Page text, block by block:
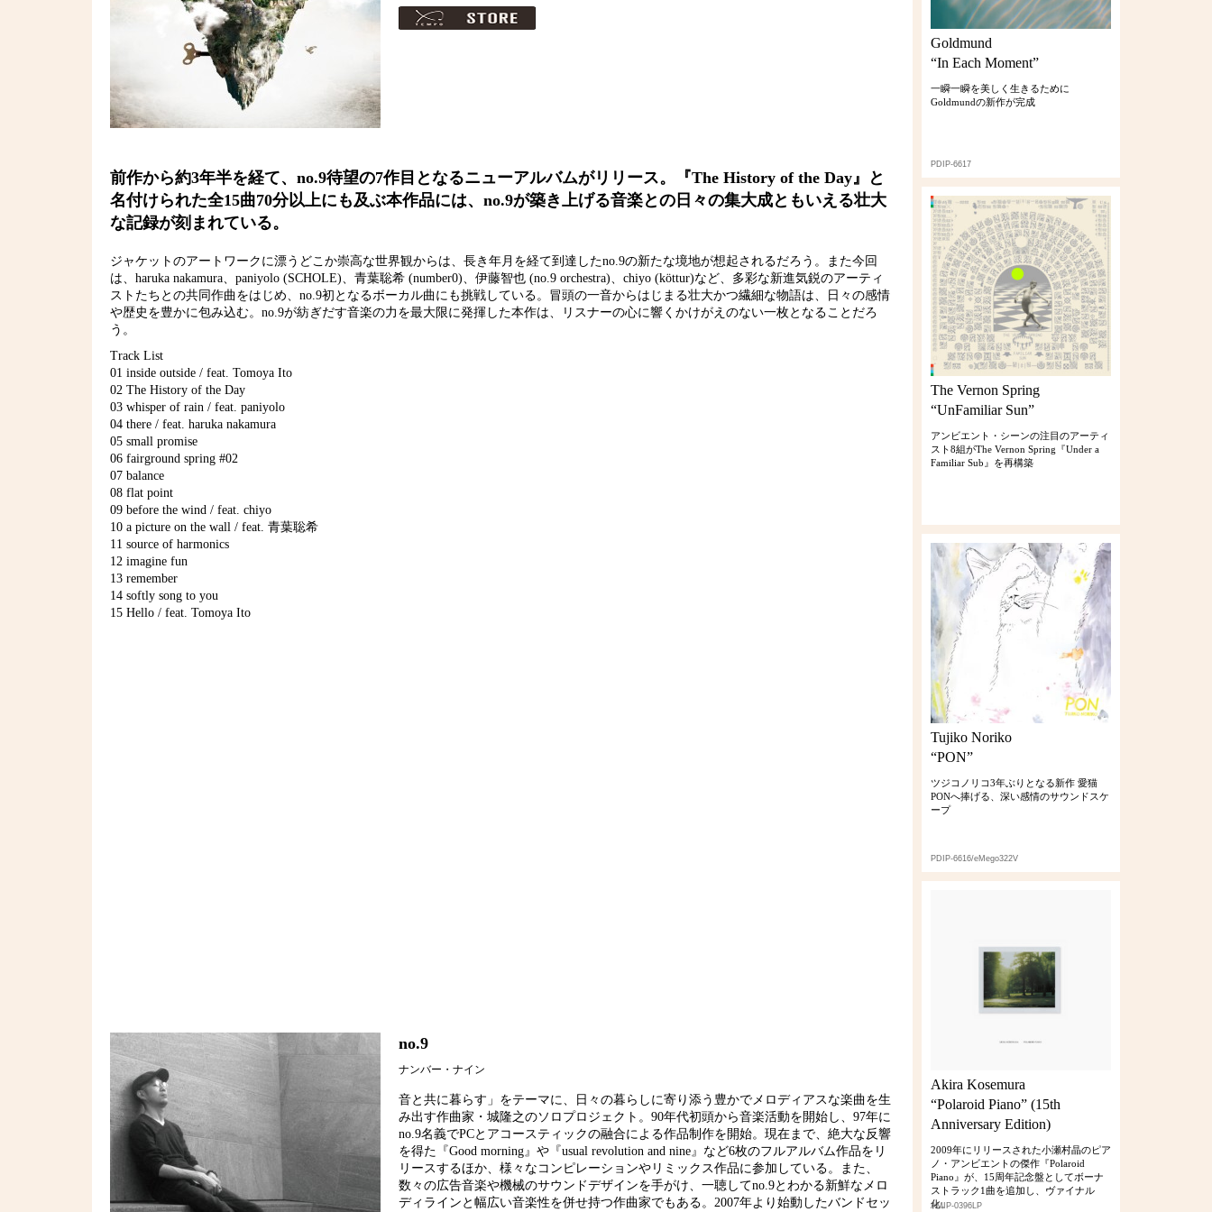
前作から約3年半を経て、no.9待望の7作目となるニューアルバムがリリース。『The History of the Day』と
名付けられた全15曲70分以上にも及ぶ本作品には、no.9が築き上げる音楽との日々の集大成ともいえる壮大
な記録が刻まれている。
ジャケットのアートワークに漂うどこか崇高な世界観からは、長き年月を経て到達したno.9の新たな境地が想起されるだろう。また今回
は、haruka nakamura、paniyolo (SCHOLE)、青葉聡希 (number0)、伊藤智也 (no.9 orchestra)、chiyo (köttur)など、多彩な新進気鋭のアーティ
ストたちとの共同作曲をはじめ、no.9初となるボーカル曲にも挑戦している。冒頭の一音からはじまる壮大かつ繊細な物語は、日々の感情
や歴史を豊かに包み込む。no.9が紡ぎだす音楽の力を最大限に発揮した本作は、リスナーの心に響くかけがえのない一枚となることだろ
う。
Track List
01 inside outside / feat. Tomoya Ito
02 The History of the Day
03 whisper of rain / feat. paniyolo
04 there / feat. haruka nakamura
05 small promise
06 fairground spring #02
07 balance
08 flat point
09 before the wind / feat. chiyo
10 a picture on the wall / feat. 青葉聡希
11 source of harmonics
12 imagine fun
13 remember
14 softly song to you
15 Hello / feat. Tomoya Ito
no.9
ナンバー・ナイン
音と共に暮らす」をテーマに、日々の暮らしに寄り添う豊かでメロディアスな楽曲を生
み出す作曲家・城隆之のソロプロジェクト。90年代初頭から音楽活動を開始し、97年に
no.9名義でPCとアコースティックの融合による作品制作を開始。現在まで、絶大な反響
を得た『Good morning』や『usual revolution and nine』など6枚のフルアルバム作品をリ
リースするほか、様々なコンピレーションやリミックス作品に参加している。また、
数々の広告音楽や機械のサウンドデザインを手がけ、一聴してno.9とわかる新鮮なメロ
ディラインと幅広い音楽性を併せ持つ作曲家でもある。2007年より始動したバンドセッ
Goldmund
“In Each Moment”
一瞬一瞬を美しく生きるために
Goldmundの新作が完成
PDIP-6617
The Vernon Spring
“UnFamiliar Sun”
アンビエント・シーンの注目のアーティ
スト8組がThe Vernon Spring『Under a
Familiar Sub』を再構築
Tujiko Noriko
“PON”
ツジコノリコ3年ぶりとなる新作 愛猫
PONへ捧げる、深い感情のサウンドスケ
ープ
PDIP-6616/eMego322V
Akira Kosemura
“Polaroid Piano” (15th
Anniversary Edition)
2009年にリリースされた小瀬村晶のピア
ノ・アンビエントの傑作『Polaroid
Piano』が、15周年記念盤としてボーナ
ストラック1曲を追加し、ヴァイナル
化。
AMIP-0396LP